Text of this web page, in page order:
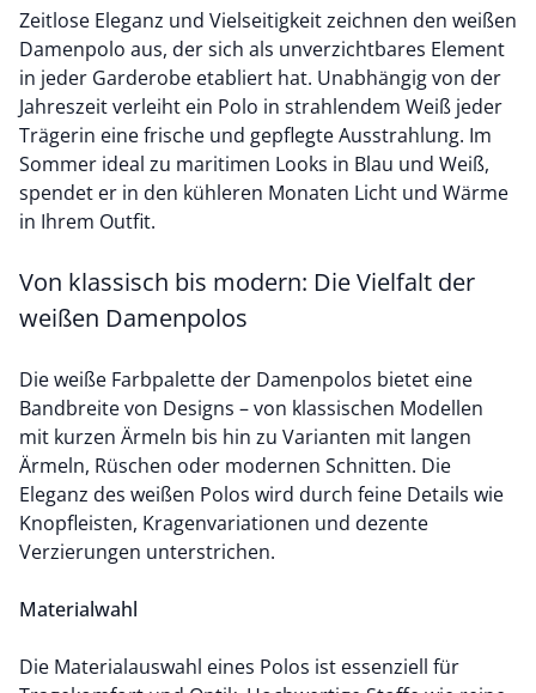
Zeitlose Eleganz und Vielseitigkeit zeichnen den weißen
Damenpolo aus, der sich als unverzichtbares Element
in jeder Garderobe etabliert hat. Unabhängig von der
Jahreszeit verleiht ein Polo in strahlendem Weiß jeder
Trägerin eine frische und gepflegte Ausstrahlung. Im
Sommer ideal zu maritimen Looks in Blau und Weiß,
spendet er in den kühleren Monaten Licht und Wärme
in Ihrem Outfit.
Von klassisch bis modern: Die Vielfalt der
weißen Damenpolos
Die weiße Farbpalette der Damenpolos bietet eine
Bandbreite von Designs – von klassischen Modellen
mit kurzen Ärmeln bis hin zu Varianten mit langen
Ärmeln, Rüschen oder modernen Schnitten. Die
Eleganz des weißen Polos wird durch feine Details wie
Knopfleisten, Kragenvariationen und dezente
Verzierungen unterstrichen.
Materialwahl
Die Materialauswahl eines Polos ist essenziell für